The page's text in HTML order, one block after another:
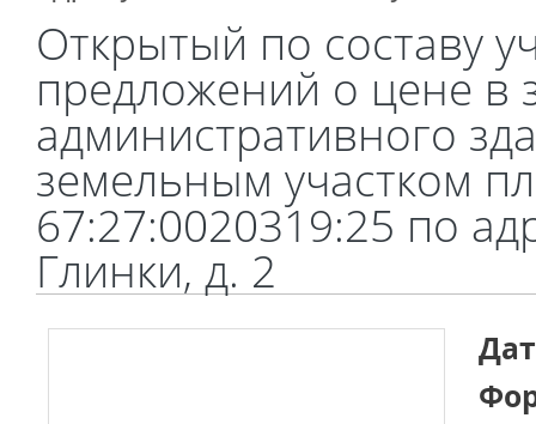
Открытый по составу
предложений о цене в
административного
земельным участком
67:27:0020319:25 по
Глинки, д. 2